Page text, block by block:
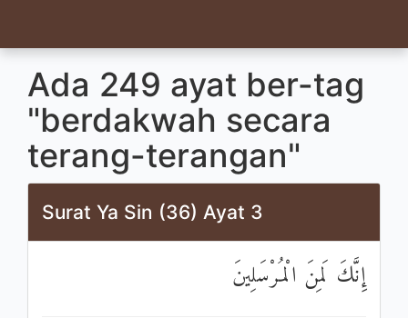
Ada 249 ayat ber-tag
"berdakwah secara
terang-terangan"
Surat Ya Sin (36) Ayat 3
إِنَّكَ لَمِنَ الْمُرْسَلِينَ